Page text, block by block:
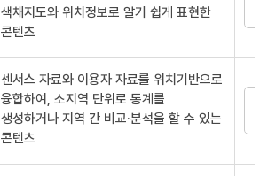
색채지도와 위치정보로 알기 쉽게 표현한
콘텐츠
센서스 자료와 이용자 자료를 위치기반으로
융합하여, 소지역 단위로 통계를
생성하거나 지역 간 비교·분석을 할 수 있는
콘텐츠